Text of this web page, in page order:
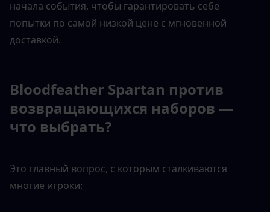
начала события, чтобы гарантировать себе
попытки по самой низкой цене с мгновенной
доставкой.
Bloodfeather Spartan против
возвращающихся наборов —
что выбрать?
Это главный вопрос, с которым сталкиваются
многие игроки: